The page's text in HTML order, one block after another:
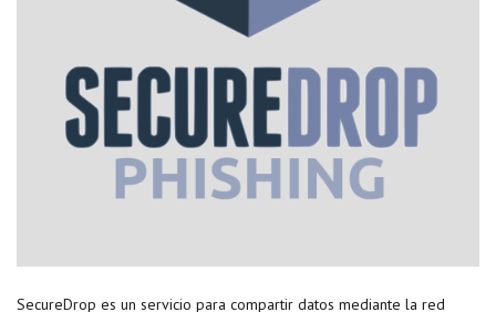
SecureDrop es un servicio para compartir datos mediante la red